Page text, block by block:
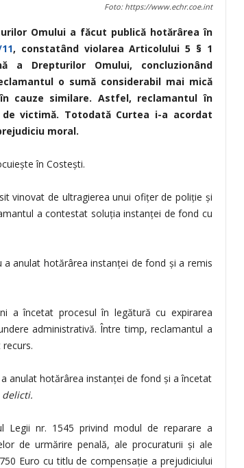
Foto: https://www.echr.coe.int
Omului a făcut publică hotărârea în
, constatând violarea Articolului 5 § 1
a Drepturilor Omului, concluzionând
o sumă considerabil mai mică
cauze similare. Astfel, reclamantul în
victimă. Totodată Curtea i-a acordat
moral.
în Costeşti.
vinovat de ultragierea unui ofiţer de poliţie şi
a contestat soluţia instanţei de fond cu
a anulat hotărârea instanţei de fond şi a remis
a încetat procesul în legătură cu expirarea
administrativă. Între timp, reclamantul a
anulat hotărârea instanţei de fond şi a încetat
delicti.
Legii nr. 1545 privind modul de reparare a
de urmărire penală, ale procuraturii şi ale
Euro cu titlu de compensaţie a prejudiciului